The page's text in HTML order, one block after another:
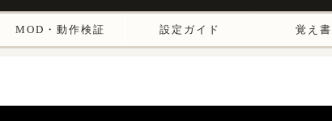
MOD・動作検証 設定ガイド 覚え書